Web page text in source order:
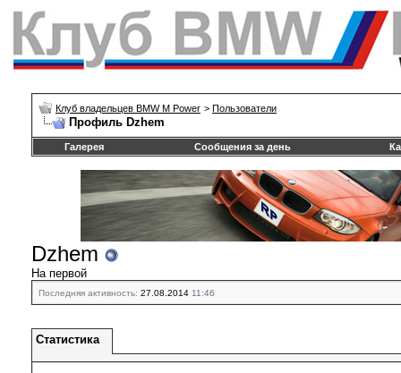
Клуб владельцев BMW M Power > Пользователи
Профиль Dzhem
Галерея Сообщения за день
Dzhem
На первой
Последняя активность: 27.08.2014 11:46
Статистика